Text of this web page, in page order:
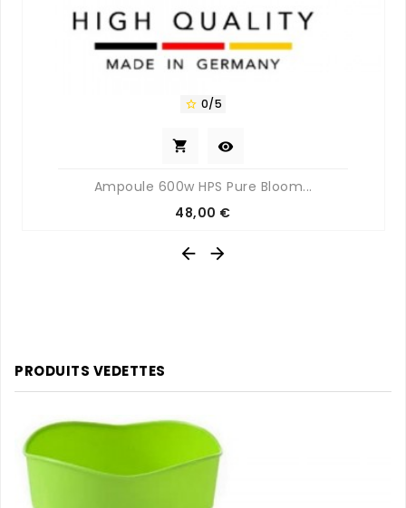
 0/5
 
Ampoule 600w HPS Pure Bloom...
Prix
48,00 €
 
PRODUITS VEDETTES